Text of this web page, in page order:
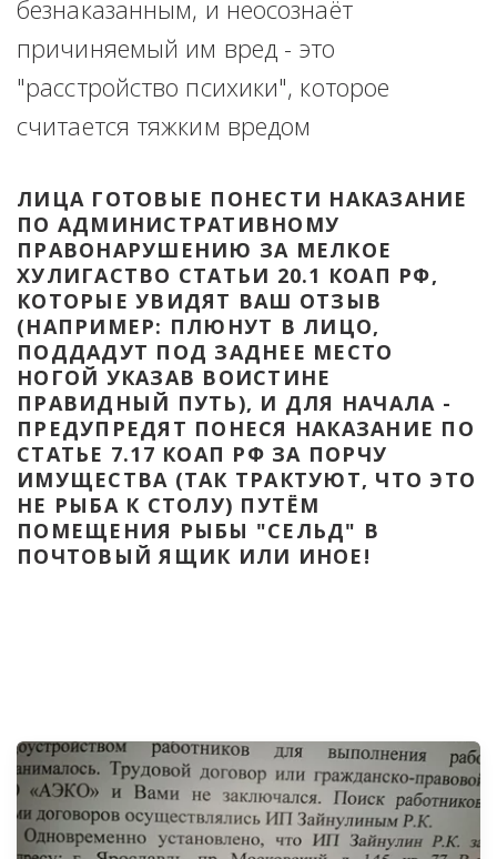
безнаказанным, и неосознаёт
причиняемый им вред - это
"расстройство психики", которое
считается тяжким вредом
ЛИЦА ГОТОВЫЕ ПОНЕСТИ НАКАЗАНИЕ
ПО АДМИНИСТРАТИВНОМУ
ПРАВОНАРУШЕНИЮ ЗА МЕЛКОЕ
ХУЛИГАСТВО СТАТЬИ 20.1 КОАП РФ,
КОТОРЫЕ УВИДЯТ ВАШ ОТЗЫВ
(НАПРИМЕР: ПЛЮНУТ В ЛИЦО,
ПОДДАДУТ ПОД ЗАДНЕЕ МЕСТО
НОГОЙ УКАЗАВ ВОИСТИНЕ
ПРАВИДНЫЙ ПУТЬ), И ДЛЯ НАЧАЛА -
ПРЕДУПРЕДЯТ ПОНЕСЯ НАКАЗАНИЕ ПО
СТАТЬЕ 7.17 КОАП РФ ЗА ПОРЧУ
ИМУЩЕСТВА (ТАК ТРАКТУЮТ, ЧТО ЭТО
НЕ РЫБА К СТОЛУ) ПУТЁМ
ПОМЕЩЕНИЯ РЫБЫ "СЕЛЬД" В
ПОЧТОВЫЙ ЯЩИК ИЛИ ИНОЕ!